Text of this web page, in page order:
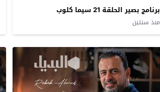
برنامج بصير الحلقة 21 سيما كلوب
منذ سنتين